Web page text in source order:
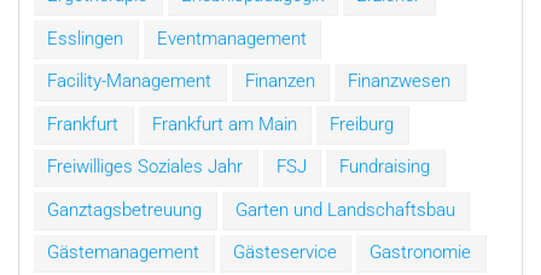
Esslingen
Eventmanagement
Facility-Management
Finanzen
Finanzwesen
Frankfurt
Frankfurt am Main
Freiburg
Freiwilliges Soziales Jahr
FSJ
Fundraising
Ganztagsbetreuung
Garten und Landschaftsbau
Gästemanagement
Gästeservice
Gastronomie